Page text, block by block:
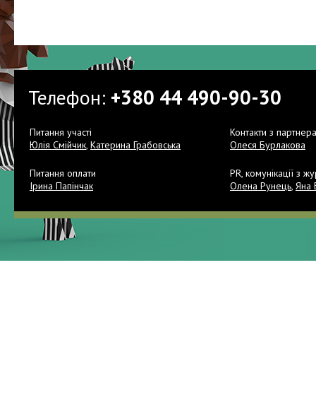
Телефон: +380 44 490-90-30
Питання участі
Юлія Смійчик, Катерина Грабовська
Контакти з
Олеся Бурлакова
Питання оплати
Ірина Папінчак
PR, комунікації з
Олена Рунець, Яна